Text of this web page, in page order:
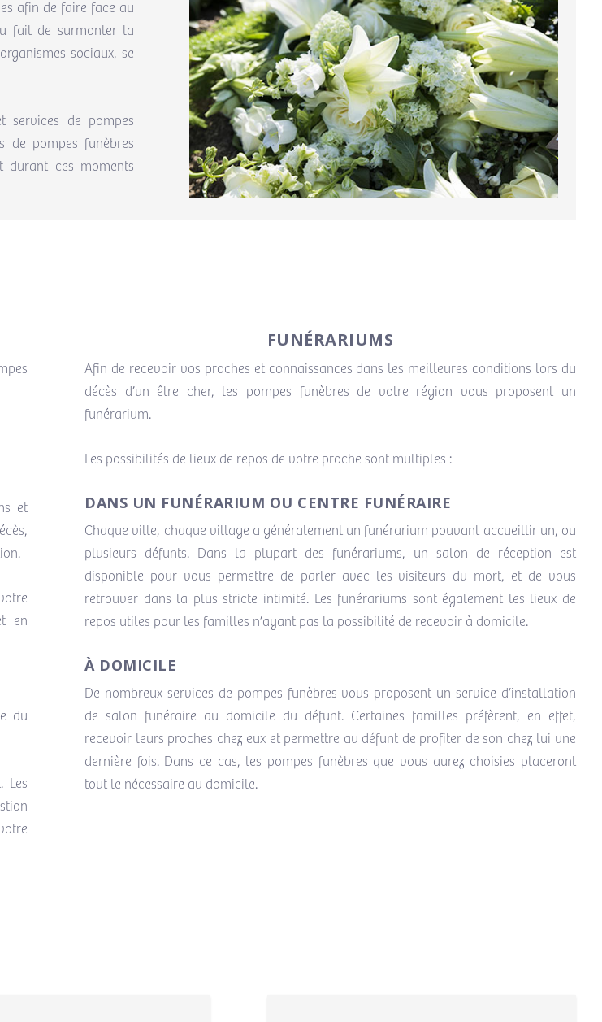
afin de faire face au
fait de surmonter la
sociaux, se
services de pompes
de pompes funèbres
durant ces moments
et
en
du
Les
FUNÉRARIUMS
Afin de recevoir vos proches et connaissances dans les meilleures conditions lors du
décès d’un être cher, les pompes funèbres de votre région vous proposent un
funérarium.
Les possibilités de lieux de repos de votre proche sont multiples :
DANS UN FUNÉRARIUM OU CENTRE FUNÉRAIRE
Chaque ville, chaque village a généralement un funérarium pouvant accueillir un, ou
plusieurs défunts. Dans la plupart des funérariums, un salon de réception est
disponible pour vous permettre de parler avec les visiteurs du mort, et de vous
retrouver dans la plus stricte intimité. Les funérariums sont également les lieux de
repos utiles pour les familles n’ayant pas la possibilité de recevoir à domicile.
À DOMICILE
De nombreux services de pompes funèbres vous proposent un service d’installation
de salon funéraire au domicile du défunt. Certaines familles préfèrent, en effet,
recevoir leurs proches chez eux et permettre au défunt de profiter de son chez lui une
dernière fois. Dans ce cas, les pompes funèbres que vous aurez choisies placeront
tout le nécessaire au domicile.